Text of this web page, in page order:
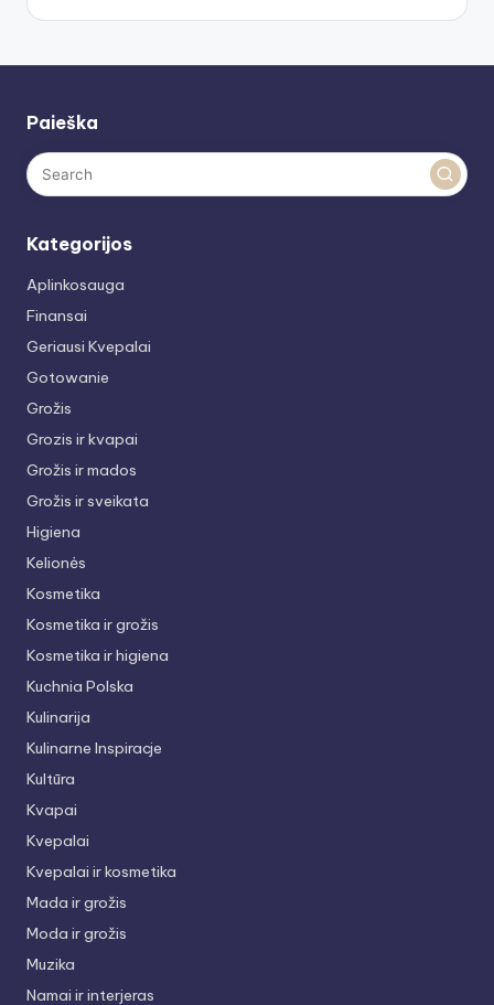
Paieška
Kategorijos
Aplinkosauga
Finansai
Geriausi Kvepalai
Gotowanie
Grožis
Grozis ir kvapai
Grožis ir mados
Grožis ir sveikata
Higiena
Kelionės
Kosmetika
Kosmetika ir grožis
Kosmetika ir higiena
Kuchnia Polska
Kulinarija
Kulinarne Inspiracje
Kultūra
Kvapai
Kvepalai
Kvepalai ir kosmetika
Mada ir grožis
Moda ir grožis
Muzika
Namai ir interjeras